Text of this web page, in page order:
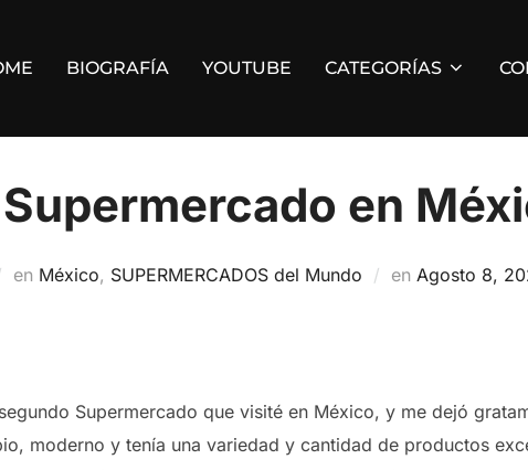
BIOGRAFÍA YOUTUBE CATEGORÍAS
en
en México, SUPERMERCADOS del Mundo en Publicado
Agosto 8,
Supermercado que visité en México, y me dejó
moderno y tenía una variedad y cantidad de productos